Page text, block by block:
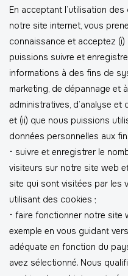
En acceptant l’utilisation
notre site internet, vous
connaissance et acceptez (i)
puissions suivre et
informations à des fins de
marketing, de dépannage et
administratives, d’analyse et
et (ii) que nous puissions
données personnelles aux
⠂suivre et enregistrer le
visiteurs sur notre site web
site qui sont visitées par les
utilisant des cookies ;
⠂faire fonctionner notre site
exemple en vous guidant
adéquate en fonction du
avez sélectionné. Nous